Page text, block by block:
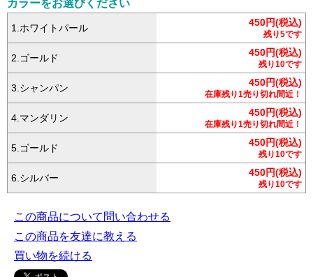
カラーをお選びください
1.ホワイトパール 450円(税込)
残り5です
2.ゴールド 450円(税込)
残り10です
3.シャンパン 450円(税込)
在庫残り1売り切れ間近！
4.マンダリン 450円(税込)
在庫残り1売り切れ間近！
5.ゴールド 450円(税込)
残り10です
6.シルバー 450円(税込)
残り10です
この商品について問い合わせる
この商品を友達に教える
買い物を続ける